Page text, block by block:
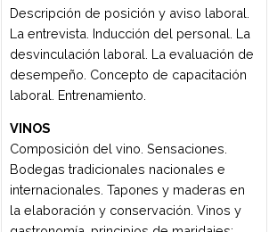
batidos livianos y pesados, cookies,
masa choux, hojaldre. Postres clásicos.
GESTIÓN Y SERVICIO
Procedimientos de rutina. Recepción y
salida de mercaderías. Cierre y
Reportes. Tipos de almacenamientos.
Inventario. Control de stock. Criterios
para determinar la cantidad a pedir.
Indicadores útiles para el área de